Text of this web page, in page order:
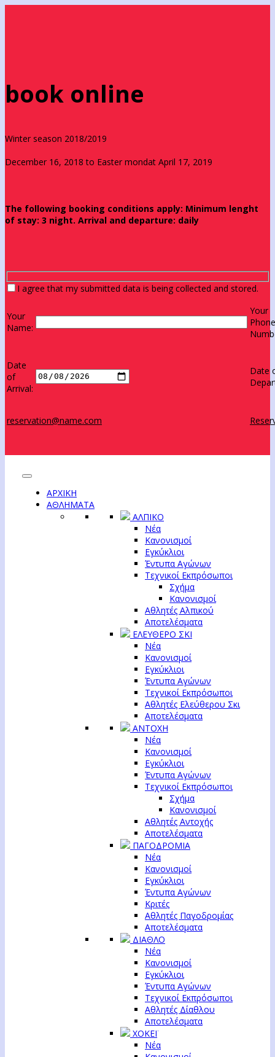
book online
Winter season 2018/2019
December 16, 2018 to Easter mondat April 17, 2019
The following booking conditions apply: Minimum lenght
of stay: 3 night. Arrival and departure: daily
I agree that my submitted data is being collected and stored.
Your
Name:
Your
Phone
Date
of
Arrival:
Date
reservation@name.com
ΑΡΧΙΚΗ
ΑΘΛΗΜΑΤΑ
ΑΛΠΙΚΟ
Νέα
Κανονισμοί
Εγκύκλιοι
Έντυπα Αγώνων
Τεχνικοί Εκπρόσωποι
Σχήμα
Κανονισμοί
Αθλητές Αλπικού
Αποτελέσματα
ΕΛΕΥΘΕΡΟ ΣΚΙ
Νέα
Κανονισμοί
Εγκύκλιοι
Έντυπα Αγώνων
Τεχνικοί Εκπρόσωποι
Αθλητές Ελεύθερου Σκι
Αποτελέσματα
ΑΝΤΟΧΗ
Νέα
Κανονισμοί
Εγκύκλιοι
Έντυπα Αγώνων
Τεχνικοί Εκπρόσωποι
Σχήμα
Κανονισμοί
Αθλητές Αντοχής
Αποτελέσματα
ΠΑΓΟΔΡΟΜΙΑ
Νέα
Κανονισμοί
Εγκύκλιοι
Έντυπα Αγώνων
Κριτές
Αθλητές Παγοδρομίας
Αποτελέσματα
ΔΙΑΘΛΟ
Νέα
Κανονισμοί
Εγκύκλιοι
Έντυπα Αγώνων
Τεχνικοί Εκπρόσωποι
Αθλητές Δίαθλου
Αποτελέσματα
ΧΟΚΕΪ
Νέα